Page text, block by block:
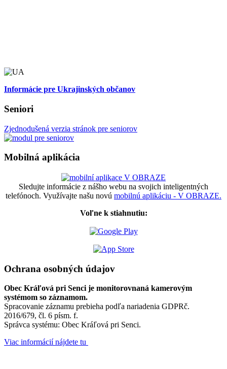
Informácie pre Ukrajinských občanov
Seniori
Zjednodušená verzia stránok pre seniorov
Mobilná aplikácia
Sledujte informácie z nášho webu na svojich inteligentných
telefónoch. Využívajte našu novú mobilnú aplikáciu - V OBRAZE.
Voľne k stiahnutiu:
Ochrana osobných údajov
Obec Kráľová pri Senci je monitorovnaná kamerovým
systémom so záznamom.
Spracovanie záznamu prebieha podľa nariadenia GDPRč.
2016/679, čl. 6 písm. f.
Správca systému: Obec Kráľová pri Senci.
Viac informácií nájdete tu